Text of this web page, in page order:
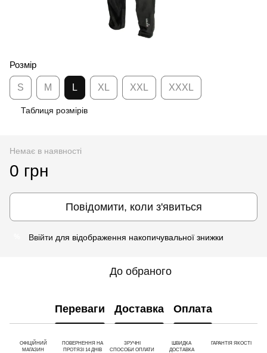
Розмір
S M L XL XXL XXXL
Таблиця розмірів
Немає в наявності
0 грн
Повідомити, коли з'явиться
Ввійти для відображення накопичувальної знижки
До обраного
Переваги Доставка Оплата
ОФІЦІЙНИЙ
МАГАЗИН
ПОВЕРНЕННЯ НА
ПРОТЯЗІ 14 ДНІВ
ЗРУЧНІ
СПОСОБИ ОПЛАТИ
ШВИДКА
ДОСТАВКА
ГАРАНТІЯ ЯКОСТІ